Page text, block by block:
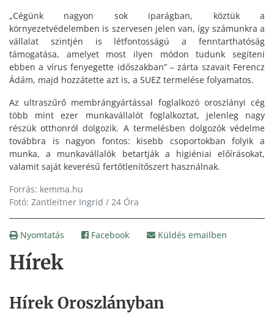
Hírek
Hírek Oroszlányban
„Cégünk nagyon sok iparágban, köztük a
környezetvédelemben is szervesen jelen van, így számunkra a
vállalat szintjén is létfontosságú a fenntarthatóság
támogatása, amelyet most ilyen módon tudunk segíteni
ebben a vírus fenyegette időszakban” – zárta szavait Ferencz
Ádám, majd hozzátette azt is, a SUEZ termelése folyamatos.
Az ultraszűrő membrángyártással foglalkozó oroszlányi cég
több mint ezer munkavállalót foglalkoztat, jelenleg nagy
részük otthonról dolgozik. A termelésben dolgozók védelme
továbbra is nagyon fontos: kisebb csoportokban folyik a
munka, a munkavállalók betartják a higiéniai előírásokat,
valamit saját keverésű fertőtlenítőszert használnak.
Forrás: kemma.hu
Fotó: Zantleitner Ingrid / 24 Óra
Nyomtatás Facebook Küldés emailben